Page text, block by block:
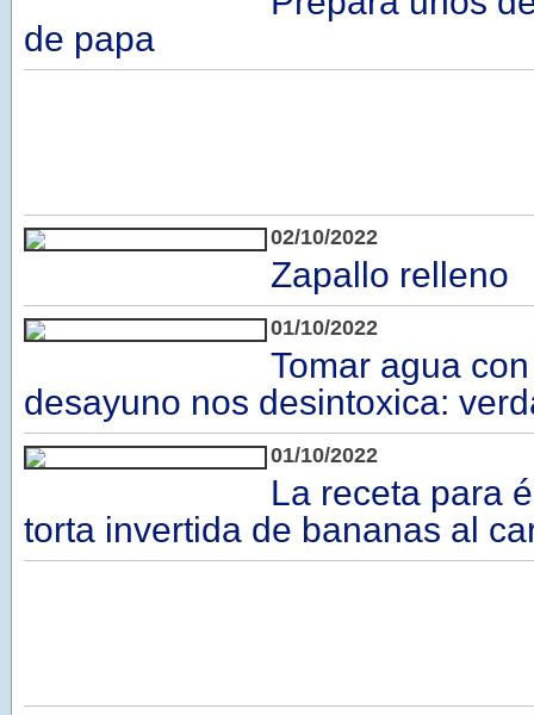
de papa
02/10/2022
Zapallo relleno
01/10/2022
Tomar agua
desayuno nos desintoxica:
01/10/2022
La receta para
torta invertida de bananas al